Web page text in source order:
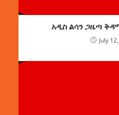
አዲስ ልሳን ጋዜጣ
July